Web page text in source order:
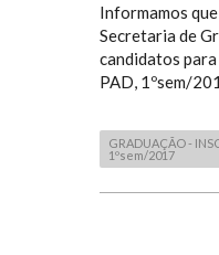
Informamos
Secretaria de
candidatos
PAD, 1ºsem/
GRADUAÇÃO -
1ºsem/2017